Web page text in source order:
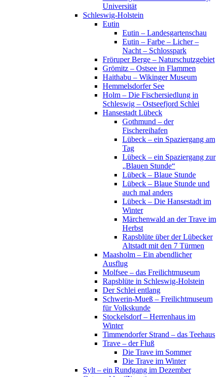
Universität
Schleswig-Holstein
Eutin
Eutin – Landesgartenschau
Eutin – Farbe – Licher –
Nacht – Schlosspark
Fröruper Berge – Naturschutzgebiet
Grömitz – Ostsee in Flammen
Haithabu – Wikinger Museum
Hemmelsdorfer See
Holm – Die Fischersiedlung in
Schleswig – Ostseefjord Schlei
Hansestadt Lübeck
Gothmund – der
Fischereihafen
Lübeck – ein Spaziergang am
Tag
Lübeck – ein Spaziergang zur
„Blauen Stunde“
Lübeck – Blaue Stunde
Lübeck – Blaue Stunde und
auch mal anders
Lübeck – Die Hansestadt im
Winter
Märchenwald an der Trave im
Herbst
Rapsblüte über der Lübecker
Altstadt mit den 7 Türmen
Maasholm – Ein abendlicher
Ausflug
Molfsee – das Freilichtmuseum
Rapsblüte in Schleswig-Holstein
Der Schlei entlang
Schwerin-Mueß – Freilichtmuseum
für Volkskunde
Stockelsdorf – Herrenhaus im
Winter
Timmendorfer Strand – das Teehaus
Trave – der Fluß
Die Trave im Sommer
Die Trave im Winter
Sylt – ein Rundgang im Dezember